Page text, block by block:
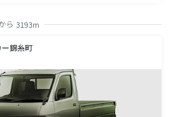
ら 3193m
ー錦糸町